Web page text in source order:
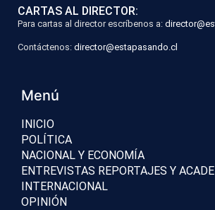
CARTAS AL DIRECTOR:
Para cartas al director escríbenos a:
Contáctenos: director@estapasando.cl
Menú
INICIO
POLÍTICA
NACIONAL Y ECONOMÍA
ENTREVISTAS REPORTAJES Y
INTERNACIONAL
OPINIÓN